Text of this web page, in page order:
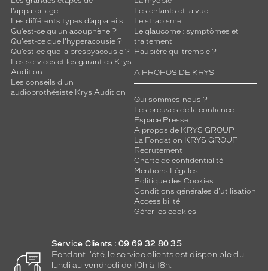
l'appareillage
Les différents types d’appareils
Qu’est-ce qu'un acouphène ?
Qu'est-ce que l'hyperacousie ?
Qu’est-ce que la presbyacousie ?
Les services et les garanties Krys
Audition
Les conseils d'un
audioprothésiste Krys Audition
Les enfants et la vue
Le strabisme
Le glaucome : symptômes et
traitement
Paupière qui tremble ?
A PROPOS DE KRYS
Qui sommes-nous ?
Les preuves de la confiance
Espace Presse
A propos de KRYS GROUP
La Fondation KRYS GROUP
Recrutement
Charte de confidentialité
Mentions Légales
Politique des Cookies
Conditions générales d'utilisation
Accessibilité
Gérer les cookies
Service Clients : 09 69 32 80 35
Pendant l'été, le service clients est disponible du
lundi au vendredi de 10h à 18h.